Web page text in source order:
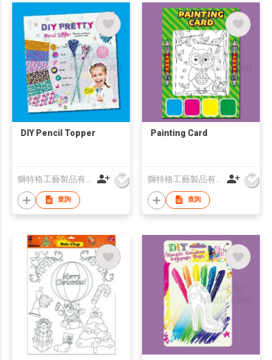
DIY Pencil Topper
查詢
Painting Card
查詢